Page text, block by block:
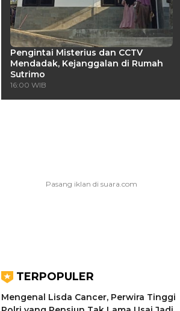
Pengintai Misterius dan CCTV
Mendadak, Kejanggalan di Rumah
Sutrimo
16:00 WIB
TERPOPULER
Mengenal Lisda Cancer, Perwira Tinggi